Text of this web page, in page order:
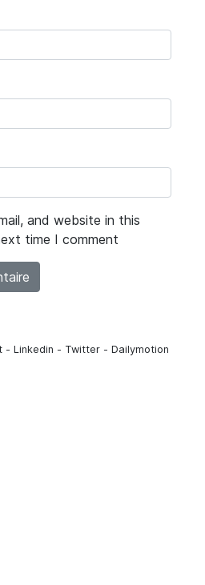
and website in this
time I comment
- Linkedin - Twitter - Dailymotion